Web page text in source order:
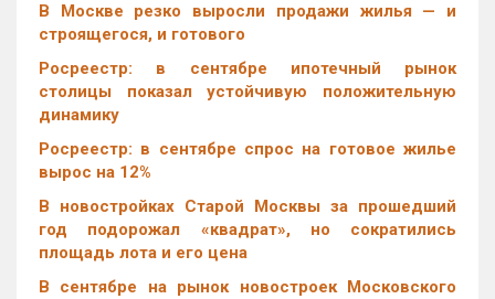
В Москве резко выросли продажи жилья — и
строящегося, и готового
Росреестр: в сентябре ипотечный рынок
столицы показал устойчивую положительную
динамику
Росреестр: в сентябре спрос на готовое жилье
вырос на 12%
В новостройках Старой Москвы за прошедший
год подорожал «квадрат», но сократились
площадь лота и его цена
В сентябре на рынок новостроек Московского